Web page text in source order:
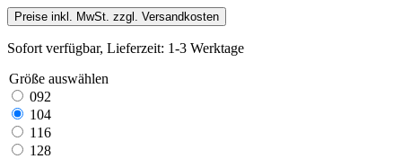
Preise inkl. MwSt. zzgl. Versandkosten
Sofort verfügbar, Lieferzeit: 1-3 Werktage
Größe auswählen
092
104
116
128